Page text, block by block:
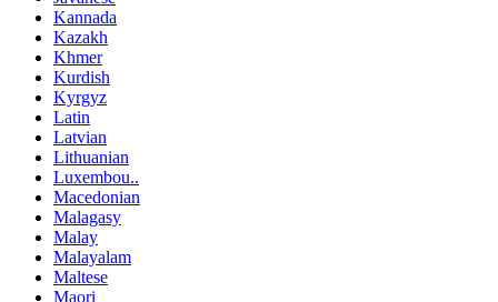
Kannada
Kazakh
Khmer
Kurdish
Kyrgyz
Latin
Latvian
Lithuanian
Luxembou..
Macedonian
Malagasy
Malay
Malayalam
Maltese
Maori